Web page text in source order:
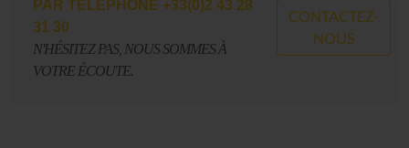
PAR EMAIL
CONTACT@LESALLUMESDUJAZZ.COM
N'HÉSITEZ PAS, NOUS SOMMES À
VOTRE ÉCOUTE.
CONTACTEZ-
NOUS